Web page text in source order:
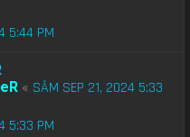
5:44 PM
« SÂM SEP 21, 2024 5:33
5:33 PM